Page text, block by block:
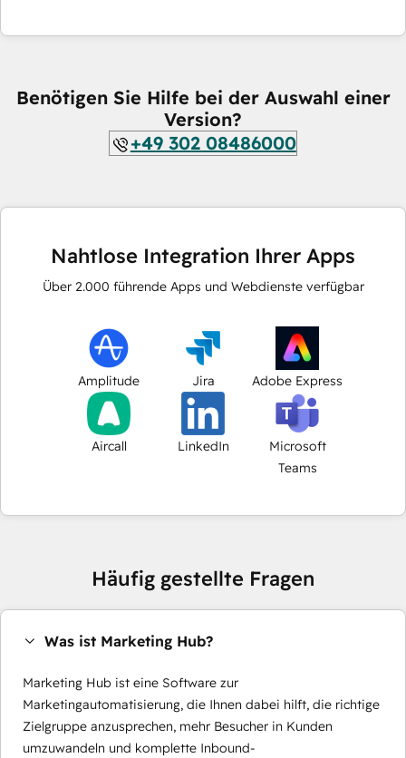
Benötigen Sie Hilfe bei der Auswahl einer
Version?
+49 302 08486000
Nahtlose Integration Ihrer Apps
Über 2.000 führende Apps und Webdienste verfügbar
Amplitude Jira Adobe Express
Aircall LinkedIn
Microsoft
Teams
Häufig gestellte Fragen
Was ist Marketing Hub?
Marketing Hub ist eine Software zur
Marketingautomatisierung, die Ihnen dabei hilft, die richtige
Zielgruppe anzusprechen, mehr Besucher in Kunden
umzuwandeln und komplette Inbound-